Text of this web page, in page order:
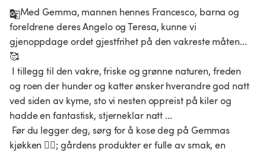
Med Gemma, mannen hennes Francesco, barna og
foreldrene deres Angelo og Teresa, kunne vi
gjenoppdage ordet gjestfrihet på den vakreste måten...
🥰
og roen der hunder og katter ønsker hverandre god natt
ved siden av kyrne, sto vi nesten oppreist på kiler og
hadde en fantastisk, stjerneklar natt ...
kjøkken 👍🏻; gårdens produkter er fulle av smak, en